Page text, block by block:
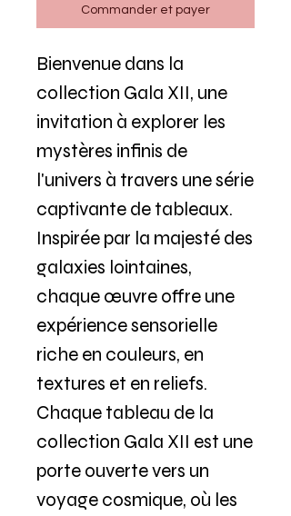
Commander et payer
Bienvenue dans la
collection Gala XII, une
invitation à explorer les
mystères infinis de
l'univers à travers une série
captivante de tableaux.
Inspirée par la majesté des
galaxies lointaines,
chaque œuvre offre une
expérience sensorielle
riche en couleurs, en
textures et en reliefs.
Chaque tableau de la
collection Gala XII est une
porte ouverte vers un
voyage cosmique, où les